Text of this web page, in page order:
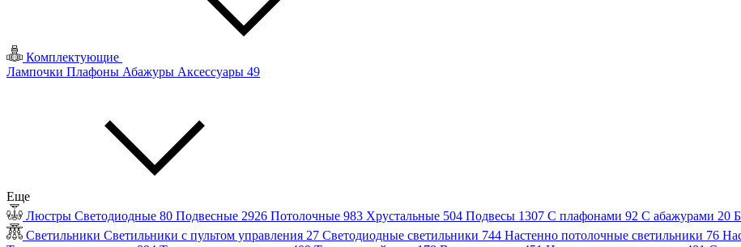
Комплектующие
Лампочки Плафоны Абажуры Аксессуары 49
Еще
Люстры Светодиодные 80 Подвесные 2926 Потолочные 983 Хрустальные 504 Подвесы 1307 С плафонами 92 С абажурами 20
Светильники Светильники с пультом управления 27 Светодиодные светильники 744 Настенно потолочные светильники 76